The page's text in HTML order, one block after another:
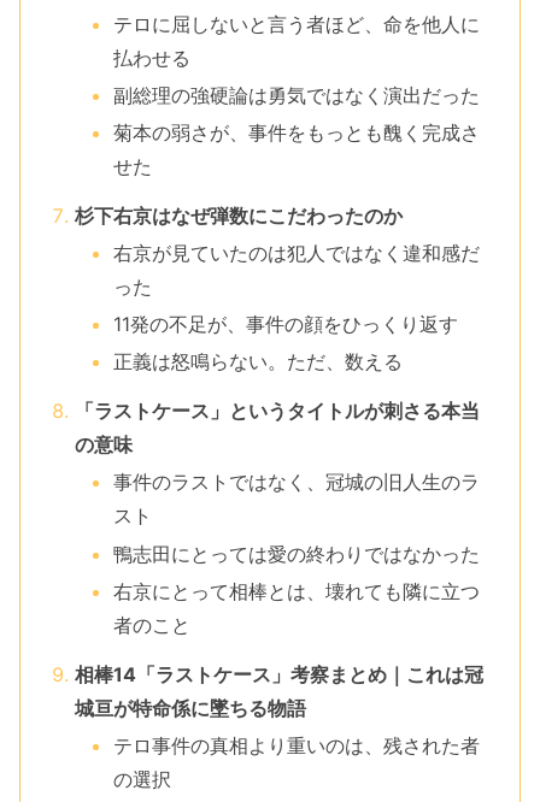
テロに屈しないと言う者ほど、命を他人に
払わせる
副総理の強硬論は勇気ではなく演出だった
菊本の弱さが、事件をもっとも醜く完成さ
せた
杉下右京はなぜ弾数にこだわったのか
右京が見ていたのは犯人ではなく違和感だ
った
11発の不足が、事件の顔をひっくり返す
正義は怒鳴らない。ただ、数える
「ラストケース」というタイトルが刺さる本当
の意味
事件のラストではなく、冠城の旧人生のラ
スト
鴨志田にとっては愛の終わりではなかった
右京にとって相棒とは、壊れても隣に立つ
者のこと
相棒14「ラストケース」考察まとめ｜これは冠
城亘が特命係に墜ちる物語
テロ事件の真相より重いのは、残された者
の選択